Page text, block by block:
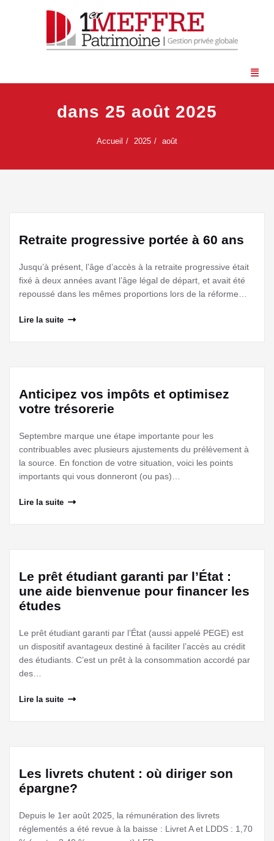
dans 25 août 2025
Accueil 2025 août
Retraite progressive portée à 60 ans
Jusqu’à présent, l’âge d’accès à la retraite progressive était
fixé à deux années avant l’âge légal de départ, et avait été
repoussé dans les mêmes proportions lors de la réforme…
Lire la suite
Anticipez vos impôts et optimisez
votre trésorerie
Septembre marque une étape importante pour les
contribuables avec plusieurs ajustements du prélèvement à
la source. En fonction de votre situation, voici les points
importants qui vous donneront (ou pas)…
Lire la suite
Le prêt étudiant garanti par l’État :
une aide bienvenue pour financer les
études
Le prêt étudiant garanti par l’État (aussi appelé PEGE) est
un dispositif avantageux destiné à faciliter l’accès au crédit
des étudiants. C’est un prêt à la consommation accordé par
des…
Lire la suite
Les livrets chutent : où diriger son
épargne?
Depuis le 1er août 2025, la rémunération des livrets
réglementés a été revue à la baisse : Livret A et LDDS : 1,70